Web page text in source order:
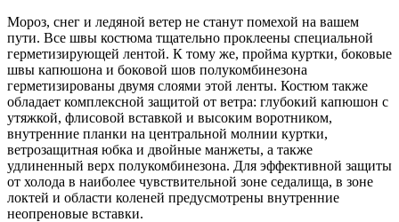
Мороз, снег и ледяной ветер не станут помехой на вашем
пути. Все швы костюма тщательно проклеены специальной
герметизирующей лентой. К тому же, пройма куртки, боковые
швы капюшона и боковой шов полукомбинезона
герметизированы двумя слоями этой ленты. Костюм также
обладает комплексной защитой от ветра: глубокий капюшон с
утяжкой, флисовой вставкой и высоким воротником,
внутренние планки на центральной молнии куртки,
ветрозащитная юбка и двойные манжеты, а также
удлиненный верх полукомбинезона. Для эффективной защиты
от холода в наиболее чувствительной зоне седалища, в зоне
локтей и области коленей предусмотрены внутренние
неопреновые вставки.